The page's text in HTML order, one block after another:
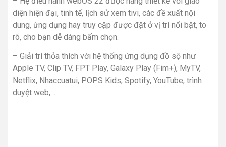
diện hiện đại, tinh tế, lịch sử xem tivi, các đề xuất nội
dung, ứng dụng hay truy cập được đặt ở vị trí nổi bật, to
rõ, cho bạn dễ dàng bấm chọn.
– Giải trí thỏa thích với hệ thống ứng dụng đồ sộ như
Apple TV, Clip TV, FPT Play, Galaxy Play (Fim+), MyTV,
Netflix, Nhaccuatui, POPS Kids, Spotify, YouTube, trình
duyệt web,…